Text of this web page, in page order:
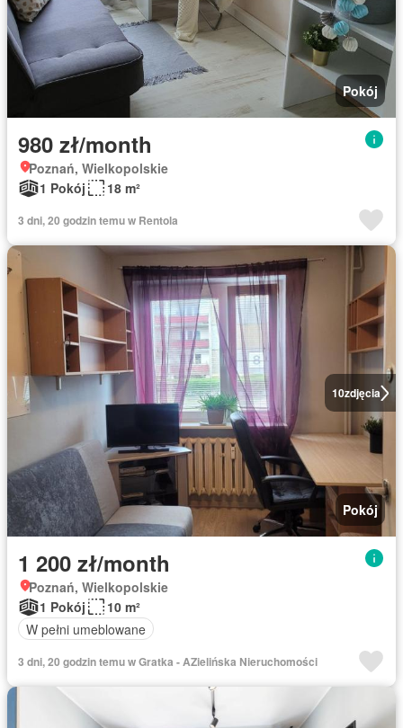
Pokój
980 zł/month
Poznań, Wielkopolskie
1 Pokój
18 m²
3 dni, 20 godzin temu w Rentola
10zdjęcia
Pokój
1 200 zł/month
Poznań, Wielkopolskie
1 Pokój
10 m²
W pełni umeblowane
3 dni, 20 godzin temu w Gratka - AZielińska Nieruchomości